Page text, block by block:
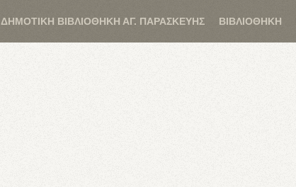
ΔΗΜΟΤΙΚΗ ΒΙΒΛΙΟΘΗΚΗ ΑΓ. ΠΑΡΑΣΚΕΥΗΣ ΒΙΒΛΙΟΘΗΚΗ